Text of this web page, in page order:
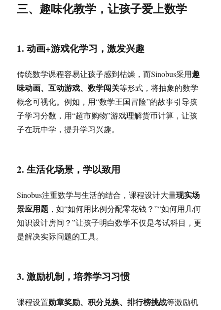
三、趣味化教学，让孩子爱上数学
1. 动画+游戏化学习，激发兴趣
传统数学课程容易让孩子感到枯燥，而Sinobus采用趣
味动画、互动游戏、数学闯关等形式，将抽象的数学
概念可视化。例如，用“数学王国冒险”的故事引导孩
子学习分数，用“超市购物”游戏理解货币计算，让孩
子在玩中学，提升学习兴趣。
2. 生活化场景，学以致用
Sinobus注重数学与生活的结合，课程设计大量现实场
景应用题 ，如“如何用比例分配零花钱？”“如何用几何
知识设计房间？”让孩子明白数学不仅是考试科目，更
是解决实际问题的工具。
3. 激励机制，培养学习习惯
课程设置勋章奖励、积分兑换、排行榜挑战等激励机